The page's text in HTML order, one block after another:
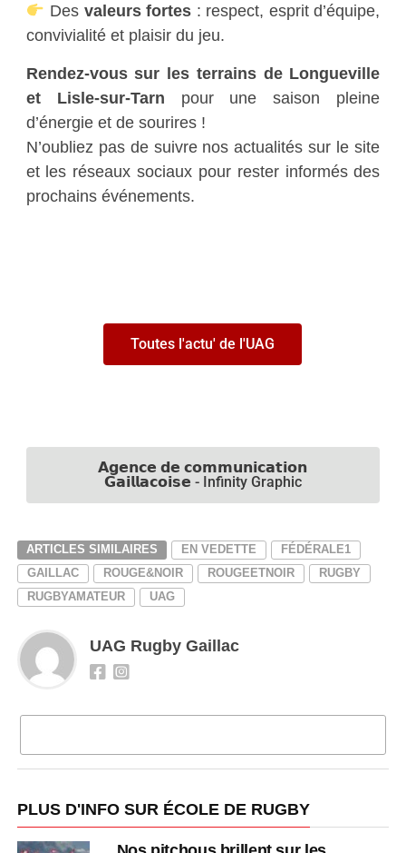
Des valeurs fortes : respect, esprit d’équipe,
convivialité et plaisir du jeu.
Rendez-vous sur les terrains de Longueville
et Lisle-sur-Tarn pour une saison pleine
d’énergie et de sourires !
N’oubliez pas de suivre nos actualités sur le site
et les réseaux sociaux pour rester informés des
prochains événements.
Toutes l'actu' de l'UAG
𝗔𝗴𝗲𝗻𝗰𝗲 𝗱𝗲 𝗰𝗼𝗺𝗺𝘂𝗻𝗶𝗰𝗮𝘁𝗶𝗼𝗻
𝗚𝗮𝗶𝗹𝗹𝗮𝗰𝗼𝗶𝘀𝗲 - Infinity Graphic
ARTICLES SIMILAIRES EN VEDETTE
FÉDÉRALE1
GAILLAC
ROUGE&NOIR ROUGEETNOIR
RUGBY
RUGBYAMATEUR
UAG
UAG Rugby Gaillac
PLUS D'INFO SUR ÉCOLE DE RUGBY